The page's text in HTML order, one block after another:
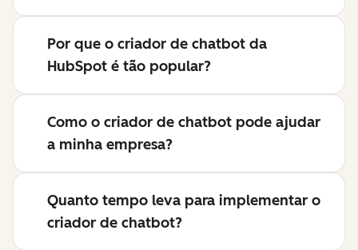
Por que o criador de chatbot da
HubSpot é tão popular?
Como o criador de chatbot pode ajudar
a minha empresa?
Quanto tempo leva para implementar o
criador de chatbot?